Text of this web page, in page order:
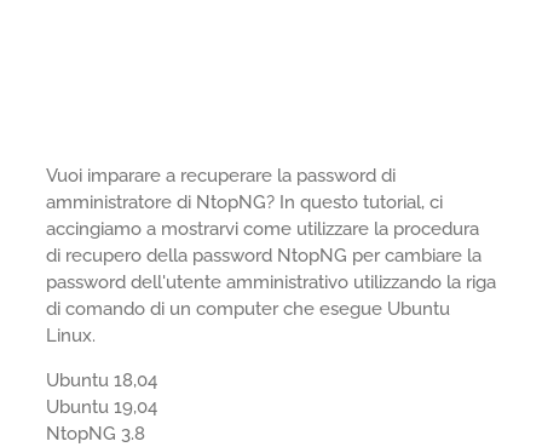
Vuoi imparare a recuperare la password di
amministratore di NtopNG? In questo tutorial, ci
accingiamo a mostrarvi come utilizzare la procedura
di recupero della password NtopNG per cambiare la
password dell'utente amministrativo utilizzando la riga
di comando di un computer che esegue Ubuntu
Linux.
Ubuntu 18,04
Ubuntu 19,04
NtopNG 3.8